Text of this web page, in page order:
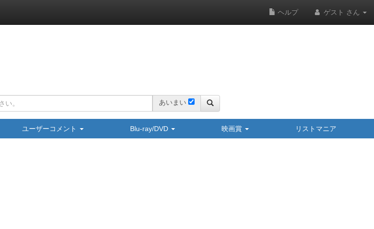
ヘルプ ゲスト さん
あいまい
ユーザーコメント Blu-ray/DVD 映画賞 リストマニア